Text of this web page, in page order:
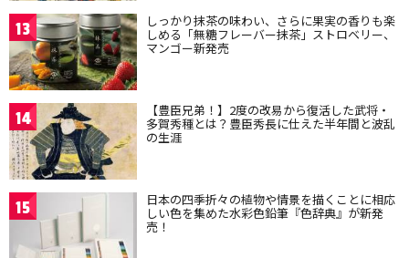
13 しっかり抹茶の味わい、さらに果実の香りも楽
しめる「無糖フレーバー抹茶」ストロベリー、
マンゴー新発売
14 【豊臣兄弟！】2度の改易から復活した武将・
多賀秀種とは？豊臣秀長に仕えた半年間と波乱
の生涯
15 日本の四季折々の植物や情景を描くことに相応
しい色を集めた水彩色鉛筆『色辞典』が新発
売！